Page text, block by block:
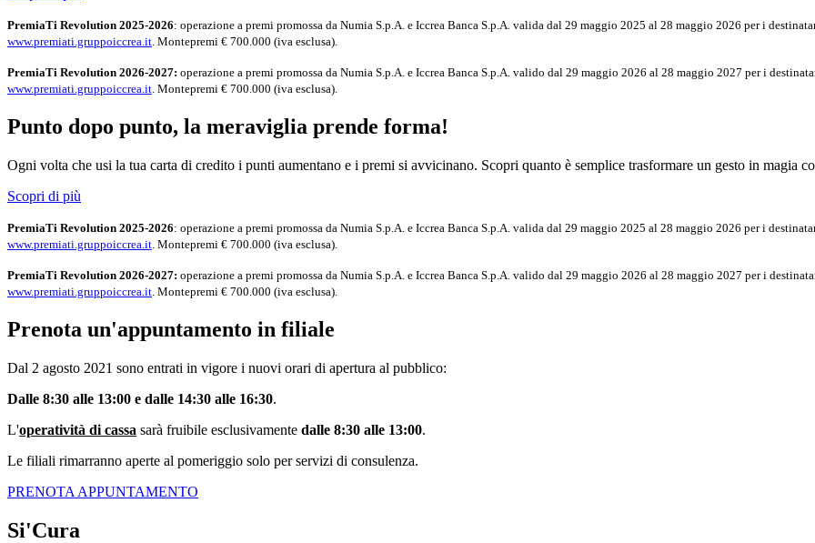
PremiaTi Revolution 2025-2026: operazione a premi promossa da Numia S.p.A. e Iccrea Banca S.p.A. valida dal 29 maggio 2025 al 28 maggio 2026 per i
www.premiati.gruppoiccrea.it. Montepremi € 700.000 (iva esclusa).
PremiaTi Revolution 2026-2027: operazione a premi promossa da Numia S.p.A. e Iccrea Banca S.p.A. valido dal 29 maggio 2026 al 28 maggio 2027 per i
www.premiati.gruppoiccrea.it. Montepremi € 700.000 (iva esclusa).
Punto dopo punto, la meraviglia prende forma!
Ogni volta che usi la tua carta di credito i punti aumentano e i premi si avvicinano. Scopri quanto è semplice trasformare un gesto in magia
Scopri di più
PremiaTi Revolution 2025-2026: operazione a premi promossa da Numia S.p.A. e Iccrea Banca S.p.A. valida dal 29 maggio 2025 al 28 maggio 2026 per i
www.premiati.gruppoiccrea.it . Montepremi € 700.000 (iva esclusa).
PremiaTi Revolution 2026-2027: operazione a premi promossa da Numia S.p.A. e Iccrea Banca S.p.A. valido dal 29 maggio 2026 al 28 maggio 2027 per i
www.premiati.gruppoiccrea.it . Montepremi € 700.000 (iva esclusa).
Prenota un'appuntamento in filiale
Dal 2 agosto 2021 sono entrati in vigore i nuovi orari di apertura al pubblico:
Dalle 8:30 alle 13:00 e dalle 14:30 alle 16:30.
L'operatività di cassa sarà fruibile esclusivamente dalle 8:30 alle 13:00.
Le filiali rimarranno aperte al pomeriggio solo per servizi di consulenza.
PRENOTA APPUNTAMENTO
Si'Cura